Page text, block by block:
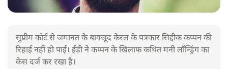
सुप्रीम कोर्ट से जमानत के बावजूद केरल के पत्रकार सिद्दीक कप्पन की
रिहाई नहीं हो पाई। ईडी ने कप्पन के खिलाफ कथित मनी लॉन्ड्रिंग का
केस दर्ज कर रखा है।